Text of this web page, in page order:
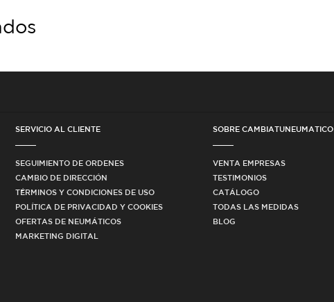
SERVICIO AL CLIENTE
SEGUIMIENTO DE ORDENES
CAMBIO DE DIRECCIÓN
TÉRMINOS Y CONDICIONES DE USO
POLÍTICA DE PRIVACIDAD Y COOKIES
OFERTAS DE NEUMÁTICOS
MARKETING DIGITAL
SOBRE CAMBIATUNEUMATICO
VENTA EMPRESAS
TESTIMONIOS
CATÁLOGO
TODAS LAS MEDIDAS
BLOG